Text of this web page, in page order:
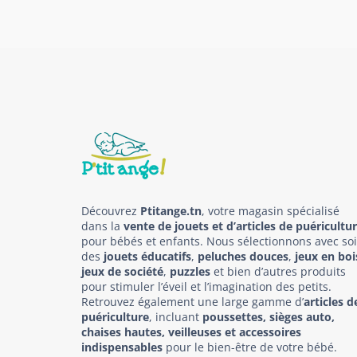
Découvrez Ptitange.tn, votre magasin spécialisé
dans la vente de jouets et d’articles de
pour bébés et enfants. Nous sélectionnons avec
des jouets éducatifs, peluches douces, jeux en
jeux de société, puzzles et bien d’autres produits
pour stimuler l’éveil et l’imagination des petits.
Retrouvez également une large gamme d’articles
puériculture, incluant poussettes, sièges auto,
chaises hautes, veilleuses et accessoires
indispensables pour le bien-être de votre bébé.